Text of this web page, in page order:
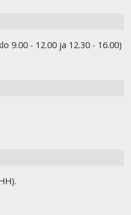
9.00 - 12.00 ja 12.30 - 16.00)